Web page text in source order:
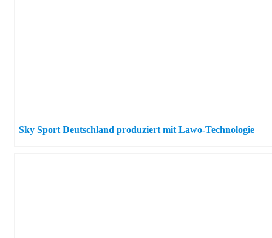
Sky Sport Deutschland produziert mit Lawo-Technologie